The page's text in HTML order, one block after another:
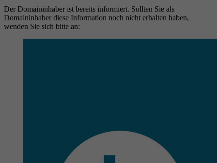
Der Domaininhaber ist bereits informiert. Sollten Sie als
Domaininhaber diese Information noch nicht erhalten haben,
wenden Sie sich bitte an: